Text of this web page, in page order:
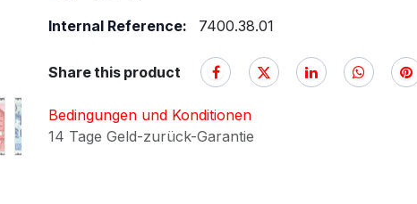
Internal Reference:
7400.38.01
Share this product
Bedingungen und Konditionen
14 Tage Geld-zurück-Garantie